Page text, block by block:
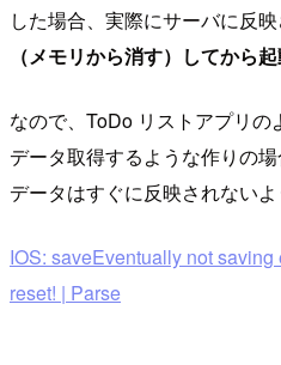
した場合、実際にサーバに反
（メモリから消す）してから
なので、ToDo リストアプリ
データ取得するような作りの
データはすぐに反映されないよ
IOS: saveEventually not
reset! | Parse